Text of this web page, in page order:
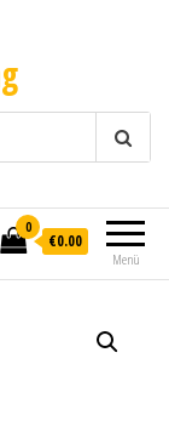
Menü
0
€0.00